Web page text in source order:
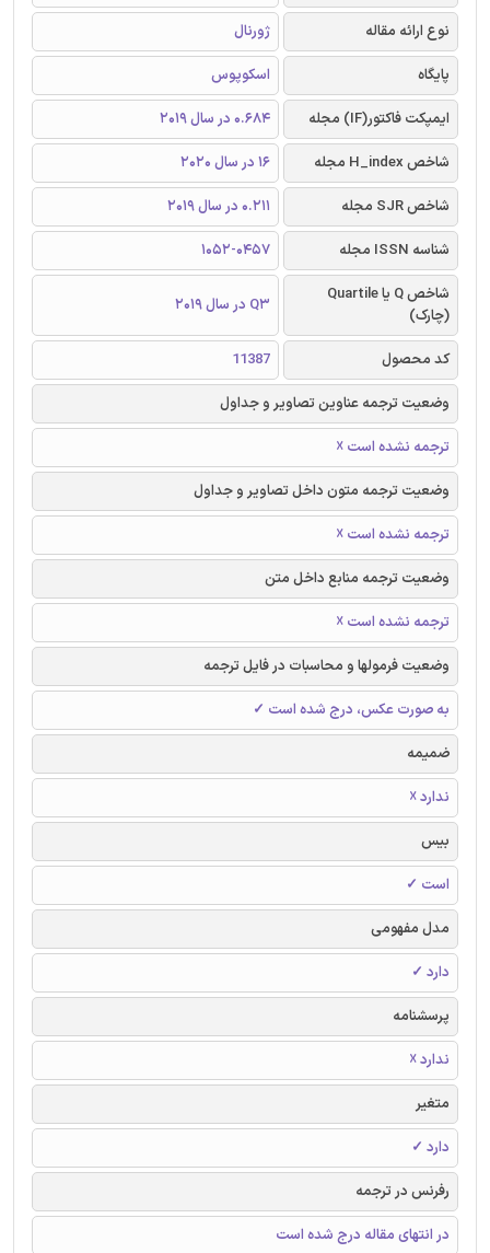
نوع ارائه مقاله
ژورنال
پایگاه
اسکوپوس
ایمپکت فاکتور(IF) مجله
0.684 در سال 2019
شاخص H_index مجله
16 در سال 2020
شاخص SJR مجله
0.211 در سال 2019
شناسه ISSN مجله
1052-0457
شاخص Q یا Quartile
(چارک)
Q3 در سال 2019
کد محصول
11387
وضعیت ترجمه عناوین تصاویر و جداول
ترجمه نشده است ☓
وضعیت ترجمه متون داخل تصاویر و جداول
ترجمه نشده است ☓
وضعیت ترجمه منابع داخل متن
ترجمه نشده است ☓
وضعیت فرمولها و محاسبات در فایل ترجمه
به صورت عکس، درج شده است ✓
ضمیمه
ندارد ☓
بیس
است ✓
مدل مفهومی
دارد ✓
پرسشنامه
ندارد ☓
متغیر
دارد ✓
رفرنس در ترجمه
در انتهای مقاله درج شده است